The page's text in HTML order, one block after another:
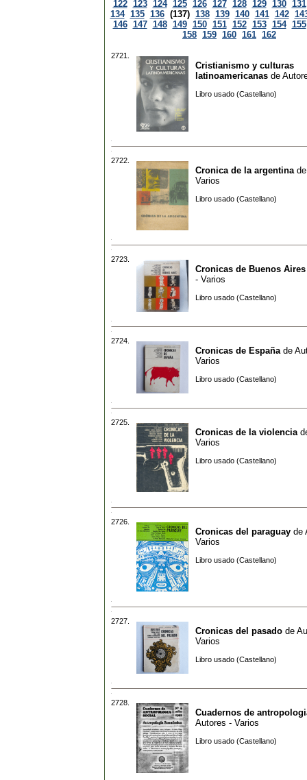
122 123 124 125 126 127 128 129 130 131
134 135 136 (137) 138 139 140 141 142
146 147 148 149 150 151 152 153 154 155
158 159 160 161 162
2721.
Cristianismo y culturas
latinoamericanas de
Libro usado (Castellano)
2722.
Cronica de la argentina
Varios
Libro usado (Castellano)
2723.
Cronicas de Buenos Aires
- Varios
Libro usado (Castellano)
2724.
Cronicas de España de
Varios
Libro usado (Castellano)
2725.
Cronicas de la violencia
Varios
Libro usado (Castellano)
2726.
Cronicas del paraguay de
Varios
Libro usado (Castellano)
2727.
Cronicas del pasado de
Varios
Libro usado (Castellano)
2728.
Cuadernos de
Autores - Varios
Libro usado (Castellano)